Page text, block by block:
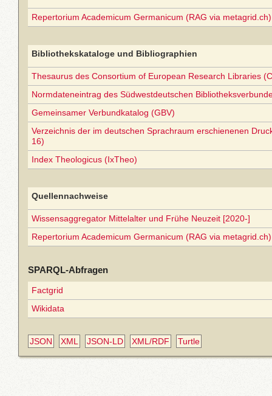
Repertorium Academicum Germanicum (RAG via
Bibliothekskataloge und Bibliographien
Thesaurus des Consortium of European Research Libraries
Normdateneintrag des Südwestdeutschen
Gemeinsamer Verbundkatalog (GBV)
Verzeichnis der im deutschen Sprachraum erschienenen
16)
Index Theologicus (IxTheo)
Quellennachweise
Wissensaggregator Mittelalter und Frühe Neuzeit [2020-]
Repertorium Academicum Germanicum (RAG via
SPARQL-Abfragen
Factgrid
Wikidata
JSON XML JSON-LD XML/RDF Turtle